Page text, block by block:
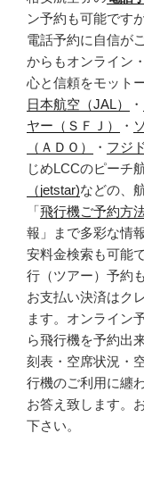
ン予約も可能です
電話予約に自信が
からもオンライン
心と信頼をモット
日本航空（JAL）
・
ヤー（ＳＦＪ）
・
（ＡＤＯ）
・ フジ
じめLCCのピーチ
（jetstar)などの、
「飛行機ご予約方
報」まで多彩な情
安料金検索も可能
行（ツアー）予約
お支払い決済はク
ます。オンライン
ら飛行機を予約出
刻表・空席状況・
行機のご利用に纏
お答え致します。
下さい。